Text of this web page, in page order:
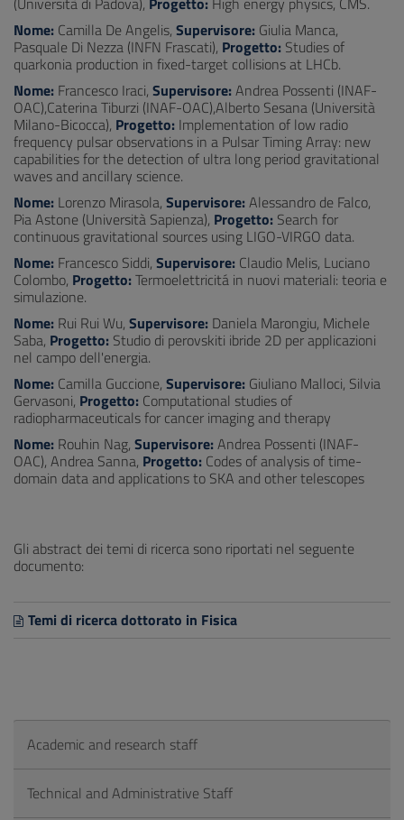
Nome: Camilla De Angelis, Supervisore: Giulia Manca,
Pasquale Di Nezza (INFN Frascati), Progetto: Studies of
quarkonia production in fixed-target collisions at LHCb.
Nome: Francesco Iraci, Supervisore:Andrea Possenti (INAF-
OAC),Caterina Tiburzi (INAF-OAC),Alberto Sesana (Università
Milano-Bicocca), Progetto: Implementation of low radio
frequency pulsar observations in a Pulsar Timing Array: new
capabilities for the detection of ultra long period gravitational
waves and ancillary science.
Nome: Lorenzo Mirasola, Supervisore:Alessandro de Falco,
Pia Astone (Università Sapienza), Progetto: Search for
continuous gravitational sources using LIGO-VIRGO data.
Nome: Francesco Siddi, Supervisore: Claudio Melis, Luciano
Colombo, Progetto:Termoelettricitá in nuovi materiali: teoria e
simulazione.
Nome: Rui Rui Wu, Supervisore: Daniela Marongiu, Michele
Saba, Progetto: Studio di perovskiti ibride 2D per applicazioni
nel campo dell'energia.
Nome: Camilla Guccione, Supervisore: Giuliano Malloci, Silvia
Gervasoni, Progetto: Computational studies of
radiopharmaceuticals for cancer imaging and therapy
Nome: Rouhin Nag, Supervisore:Andrea Possenti (INAF-
OAC), Andrea Sanna, Progetto: Codes of analysis of time-
domain data and applications to SKA and other telescopes
Gli abstract dei temi di ricerca sono riportati nel seguente
documento:
Temi di ricerca dottorato in Fisica
Academic and research staff
Technical and Administrative Staff